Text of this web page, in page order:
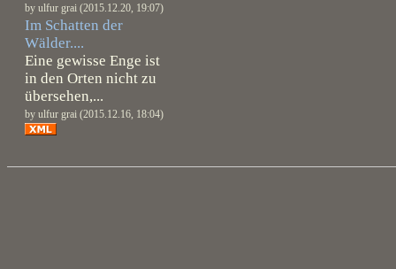
by ulfur grai (2015.12.20, 19:07)
Im Schatten der
Wälder....
Eine gewisse Enge ist
in den Orten nicht zu
übersehen,...
by ulfur grai (2015.12.16, 18:04)